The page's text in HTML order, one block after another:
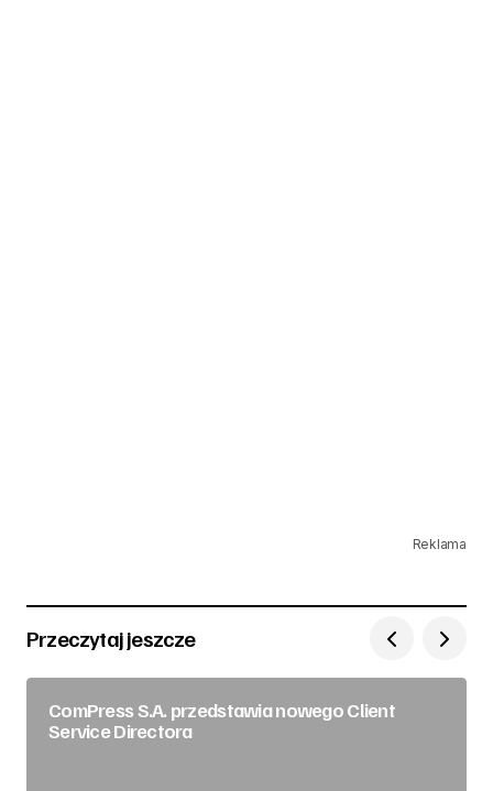
Reklama
Przeczytaj jeszcze
ComPress S.A. przedstawia nowego Client
Service Directora